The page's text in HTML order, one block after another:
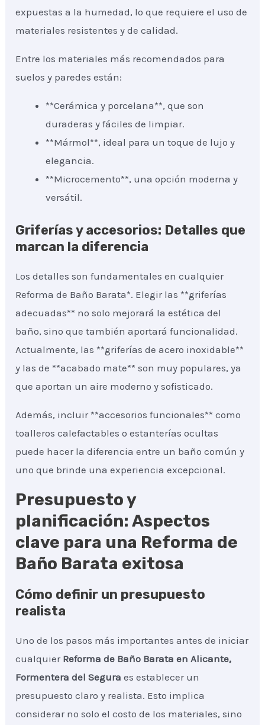
expuestas a la humedad, lo que requiere el uso de
materiales resistentes y de calidad.
Entre los materiales más recomendados para
suelos y paredes están:
**Cerámica y porcelana**, que son
duraderas y fáciles de limpiar.
**Mármol**, ideal para un toque de lujo y
elegancia.
**Microcemento**, una opción moderna y
versátil.
Griferías y accesorios: Detalles que
marcan la diferencia
Los detalles son fundamentales en cualquier
Reforma de Baño Barata*. Elegir las **griferías
adecuadas** no solo mejorará la estética del
baño, sino que también aportará funcionalidad.
Actualmente, las **griferías de acero inoxidable**
y las de **acabado mate** son muy populares, ya
que aportan un aire moderno y sofisticado.
Además, incluir **accesorios funcionales** como
toalleros calefactables o estanterías ocultas
puede hacer la diferencia entre un baño común y
uno que brinde una experiencia excepcional.
Presupuesto y
planificación: Aspectos
clave para una Reforma de
Baño Barata exitosa
Cómo definir un presupuesto
realista
Uno de los pasos más importantes antes de iniciar
cualquier Reforma de Baño Barata en Alicante,
Formentera del Seguraes establecer un
presupuesto claro y realista. Esto implica
considerar no solo el costo de los materiales, sino